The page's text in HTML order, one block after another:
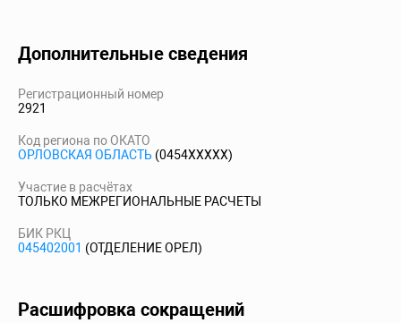
Дополнительные сведения
Регистрационный номер
2921
Код региона по ОКАТО
ОРЛОВСКАЯ ОБЛАСТЬ (0454XXXXX)
Участие в расчётах
ТОЛЬКО МЕЖРЕГИОНАЛЬНЫЕ РАСЧЕТЫ
БИК РКЦ
045402001 (ОТДЕЛЕНИЕ ОРЕЛ)
Расшифровка сокращений